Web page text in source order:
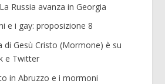
Russia avanza in Georgia
e i gay: proposizione 8
di Gesù Cristo (Mormone) è su
e Twitter
in Abruzzo e i mormoni